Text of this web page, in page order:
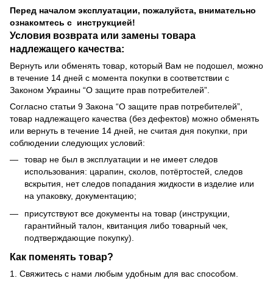
Перед началом эксплуатации, пожалуйста, внимательно
ознакомтесь с инструкцией!
Условия возврата или замены товара
надлежащего качества:
Вернуть или обменять товар, который Вам не подошел, можно
в течение 14 дней с момента покупки в соответствии с
Законом Украины “О защите прав потребителей”.
Согласно статьи 9 Закона “О защите прав потребителей”,
товар надлежащего качества (без дефектов) можно обменять
или вернуть в течение 14 дней, не считая дня покупки, при
соблюдении следующих условий:
товар не был в эксплуатации и не имеет следов
использования: царапин, сколов, потёртостей, следов
вскрытия, нет следов попадания жидкости в изделие или
на упаковку, документацию;
присутствуют все документы на товар (инструкции,
гарантийный талон, квитанция либо товарный чек,
подтверждающие покупку).
Как поменять товар?
1. Свяжитесь с нами любым удобным для вас способом.